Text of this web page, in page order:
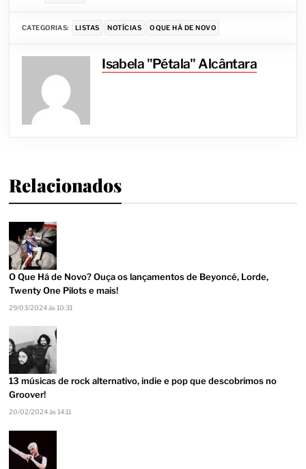
CATEGORIAS: LISTAS NOTÍCIAS O QUE HÁ DE NOVO
Isabela "Pétala" Alcântara
Relacionados
O Que Há de Novo? Ouça os lançamentos de Beyoncé, Lorde,
Twenty One Pilots e mais!
29/03/2024 às 10:31
13 músicas de rock alternativo, indie e pop que descobrimos no
Groover!
20/02/2024 às 14:11